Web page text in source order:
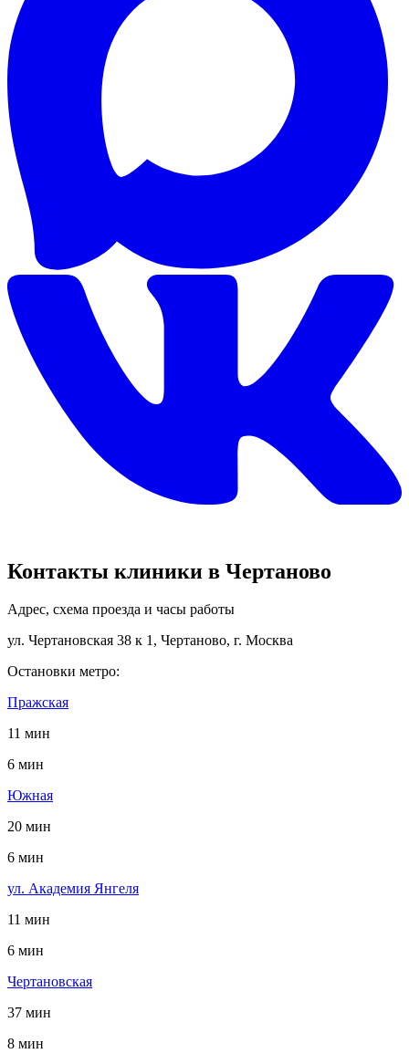
Контакты клиники в Чертаново
Адрес, схема проезда и часы работы
ул. Чертановская 38 к 1, Чертаново, г. Москва
Остановки метро:
Пражская
11 мин
6 мин
Южная
20 мин
6 мин
ул. Академия Янгеля
11 мин
6 мин
Чертановская
37 мин
8 мин